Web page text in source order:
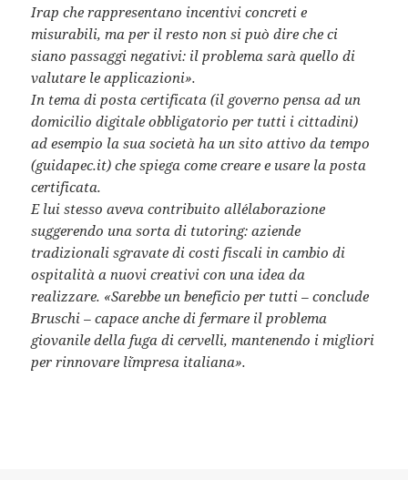
Irap che rappresentano incentivi concreti e
misurabili, ma per il resto non si può dire che ci
siano passaggi negativi: il problema sarà quello di
valutare le applicazioni».
In tema di posta certificata (il governo pensa ad un
domicilio digitale obbligatorio per tutti i cittadini)
ad esempio la sua società ha un sito attivo da tempo
(guidapec.it) che spiega come creare e usare la posta
certificata.
E lui stesso aveva contribuito all´elaborazione
suggerendo una sorta di tutoring: aziende
tradizionali sgravate di costi fiscali in cambio di
ospitalità a nuovi creativi con una idea da
realizzare. «Sarebbe un beneficio per tutti – conclude
Bruschi – capace anche di fermare il problema
giovanile della fuga di cervelli, mantenendo i migliori
per rinnovare l´impresa italiana».